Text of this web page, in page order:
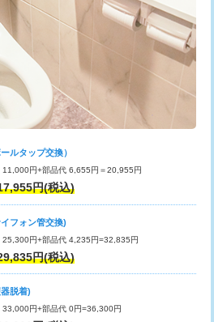
ルタップ交換）
円+部品代 6,655円＝20,955円
円(税込)
フォン管交換)
円+部品代 4,235円=32,835円
円(税込)
脱着)
円+部品代 0円=36,300円